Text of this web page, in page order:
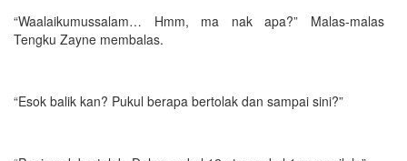
“Waalaikumussalam… Hmm, ma nak apa?” Malas-malas
Tengku Zayne membalas.
“Esok balik kan? Pukul berapa bertolak dan sampai sini?”